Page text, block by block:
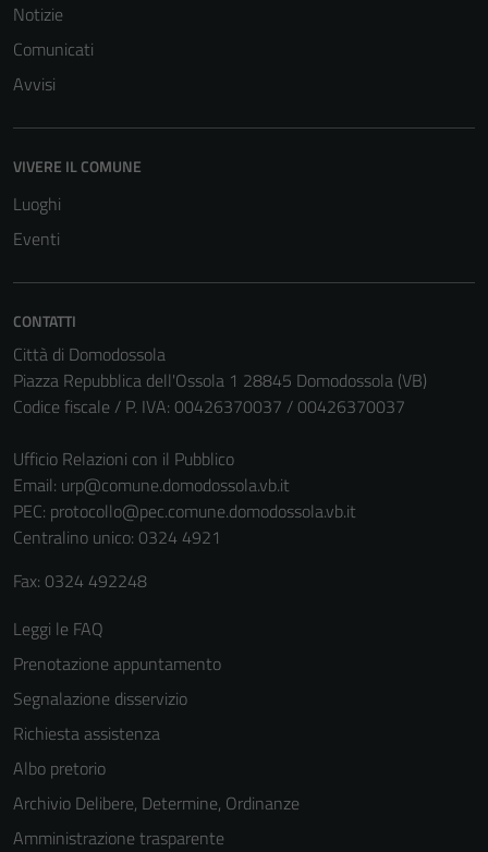
Notizie
Comunicati
Avvisi
VIVERE IL COMUNE
Luoghi
Eventi
CONTATTI
Città di Domodossola
Piazza Repubblica dell'Ossola 1 28845 Domodossola (VB)
Codice fiscale / P. IVA: 00426370037 / 00426370037
Ufficio Relazioni con il Pubblico
Email: urp@comune.domodossola.vb.it
PEC: protocollo@pec.comune.domodossola.vb.it
Centralino unico: 0324 4921
Fax: 0324 492248
Leggi le FAQ
Prenotazione appuntamento
Segnalazione disservizio
Richiesta assistenza
Albo pretorio
Archivio Delibere, Determine, Ordinanze
Amministrazione trasparente